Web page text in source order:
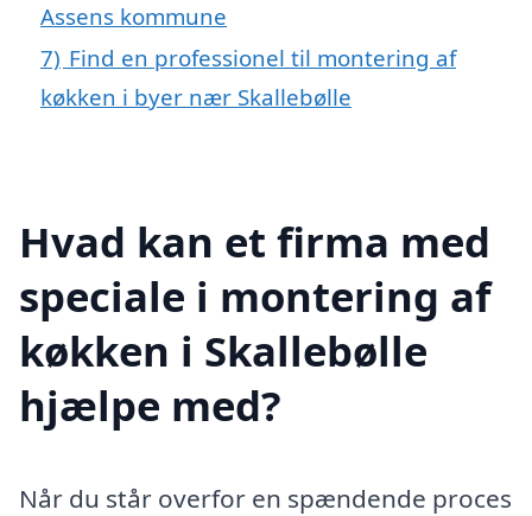
Assens kommune
7) Find en professionel til montering af
køkken i byer nær Skallebølle
Hvad kan et firma med
speciale i montering af
køkken i Skallebølle
hjælpe med?
Når du står overfor en spændende proces